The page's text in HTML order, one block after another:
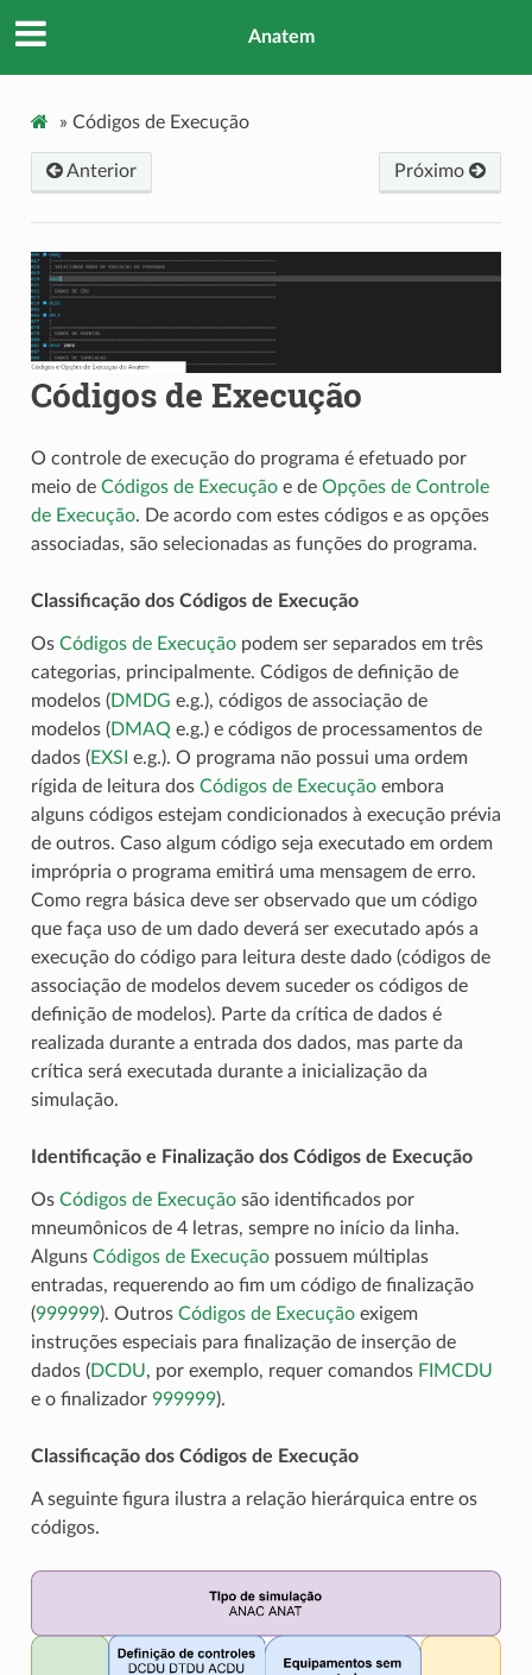
Anatem
» Códigos de Execução
Próximo
Anterior
Códigos de Execução
O controle de execução do programa é efetuado por
meio de Códigos de Execuçãoe de Opções de Controle
de Execução. De acordo com estes códigos e as opções
associadas, são selecionadas as funções do programa.
Classificação dos Códigos de Execução
Os Códigos de Execuçãopodem ser separados em três
categorias, principalmente. Códigos de definição de
modelos (DMDG e.g.), códigos de associação de
modelos (DMAQ e.g.) e códigos de processamentos de
dados (EXSI e.g.). O programa não possui uma ordem
rígida de leitura dos Códigos de Execuçãoembora
alguns códigos estejam condicionados à execução prévia
de outros. Caso algum código seja executado em ordem
imprópria o programa emitirá uma mensagem de erro.
Como regra básica deve ser observado que um código
que faça uso de um dado deverá ser executado após a
execução do código para leitura deste dado (códigos de
associação de modelos devem suceder os códigos de
definição de modelos). Parte da crítica de dados é
realizada durante a entrada dos dados, mas parte da
crítica será executada durante a inicialização da
simulação.
Identificação e Finalização dos Códigos de Execução
Os Códigos de Execuçãosão identificados por
mneumônicos de 4 letras, sempre no início da linha.
Alguns Códigos de Execuçãopossuem múltiplas
entradas, requerendo ao fim um código de finalização
(999999). Outros Códigos de Execuçãoexigem
instruções especiais para finalização de inserção de
dados (DCDU, por exemplo, requer comandos FIMCDU
e o finalizador 999999).
Classificação dos Códigos de Execução
A seguinte figura ilustra a relação hierárquica entre os
códigos.